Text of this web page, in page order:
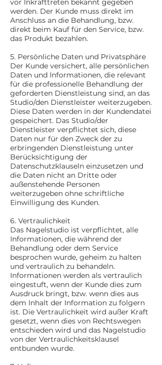
vor Inkrafttreten bekannt gegeben
werden. Der Kunde muss direkt im
Anschluss an die Behandlung, bzw.
direkt beim Kauf für den Service, bzw.
das Produkt bezahlen.
5. Persönliche Daten und Privatsphäre
Der Kunde versichert, alle persönlichen
Daten und Informationen, die relevant
für die professionelle Behandlung der
geforderten Dienstleistung sind, an das
Studio/den Dienstleister weiterzugeben.
Diese Daten werden in der Kundendatei
gespeichert. Das Studio/der
Dienstleister verpflichtet sich, diese
Daten nur für den Zweck der zu
erbringenden Dienstleistung unter
Berücksichtigung der
Datenschutzklauseln einzusetzen und
die Daten nicht an Dritte oder
außenstehende Personen
weiterzugeben ohne schriftliche
Einwilligung des Kunden.
6. Vertraulichkeit
Das Nagelstudio ist verpflichtet, alle
Informationen, die während der
Behandlung oder dem Service
besprochen wurde, geheim zu halten
und vertraulich zu behandeln.
Informationen werden als vertraulich
eingestuft, wenn der Kunde dies zum
Ausdruck bringt, bzw. wenn dies aus
dem Inhalt der Information zu folgern
ist. Die Vertraulichkeit wird außer Kraft
gesetzt, wenn dies von Rechtswegen
entschieden wird und das Nagelstudio
von der Vertraulichkeitsklausel
entbunden wurde.